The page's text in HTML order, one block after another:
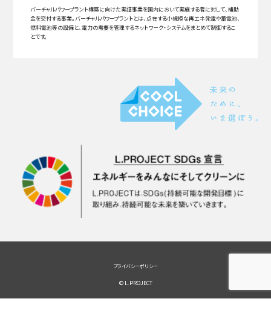
バーチャルパワープラント構築に向けた実証事業を国内において実施する者に対して、補助
金を交付する事業。バーチャルパワープラントとは、点在する小規模な再エネ発電や蓄電池、
燃料電池等の設備と、電力の需要を管理するネットワーク・システムをまとめて制御するこ
とです。
プライバシーポリシー
© L.PROJECT